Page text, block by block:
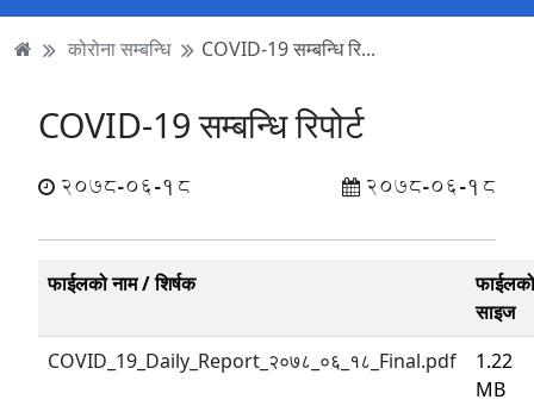
कोरोना सम्बन्धि COVID-19 सम्बन्धि रि...
COVID-19 सम्बन्धि रिपोर्ट
2078-06-18 2078-06-18
फाईलको नाम / शिर्षक
फाईलको
साइज
COVID_19_Daily_Report_२०७८_०६_१८_Final.pdf
1.22
MB